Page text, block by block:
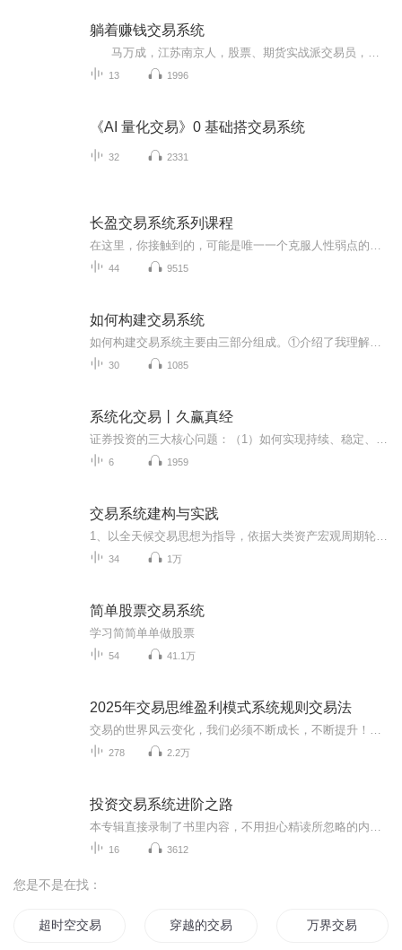
躺着赚钱交易系统
13 1996
《AI 量化交易》0 基础搭交易系统
32 2331
长盈交易系统系列课程
44 9515
如何构建交易系统
30 1085
系统化交易丨久赢真经
6 1959
交易系统建构与实践
34 1万
简单股票交易系统
学习简简单单做股票
54 41.1万
2025年交易思维盈利模式系统规则交易法
278 2.2万
投资交易系统进阶之路
16 3612
您是不是在找：
超时空交易 穿越的交易日记 万界交易